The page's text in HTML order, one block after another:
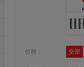
价格： 全部